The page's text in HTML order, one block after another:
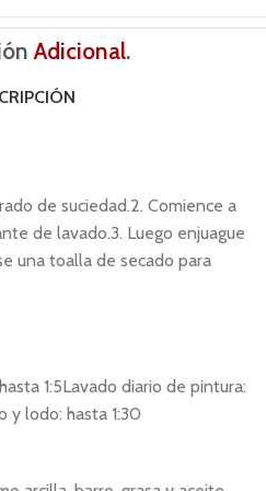
Adicional.
de suciedad.2. Comience a
de lavado.3. Luego enjuague
una toalla de secado para
1:5Lavado diario de pintura:
y lodo: hasta 1:30